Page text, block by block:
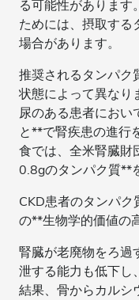
る可能性があります
ためには、摂取する
場合があります。
推奨されるタンパク
状態によって異なり
尿のある患者におい
と**で腎疾患の進行
食では、全米腎臓財
0.8gのタンパク質**
CKD患者のタンパ
の**生物学的価値の
腎臓が老廃物をろ過
泄する能力も低下し
結果、骨からカルシ